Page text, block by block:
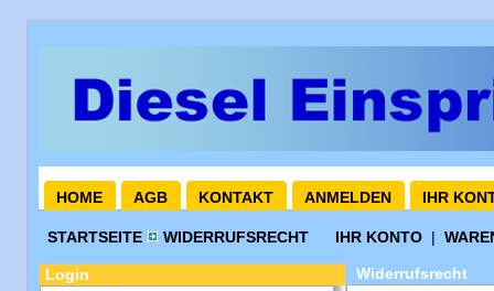
HOME AGB KONTAKT ANMELDEN IHR
STARTSEITE WIDERRUFSRECHT IHR KONTO |
Login
Widerrufsrecht